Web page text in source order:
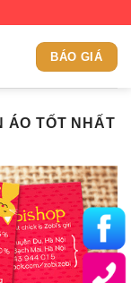
BÁO GIÁ
ÁO TỐT NHẤT